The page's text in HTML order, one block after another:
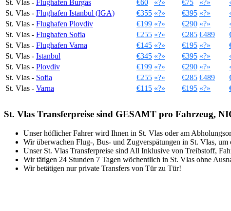
St. Vlas - Flughafen Burgas €60 «?» €75 «?»
St. Vlas - Flughafen Istanbul (IGA) €355 «?» €395 «?»
St. Vlas - Flughafen Plovdiv €199 «?» €290 «?»
St. Vlas - Flughafen Sofia €255 «?» €285 €489
St. Vlas - Flughafen Varna €145 «?» €195 «?»
St. Vlas - Istanbul €345 «?» €395 «?»
St. Vlas - Plovdiv €199 «?» €290 «?»
St. Vlas - Sofia €255 «?» €285 €489
St. Vlas - Varna €115 «?» €195 «?»
St. Vlas Transferpreise sind GESAMT pro Fahrzeug,
Unser höflicher Fahrer wird Ihnen in St. Vlas oder am
Wir überwachen Flug-, Bus- und Zugverspätungen in St. Vlas,
Unser St. Vlas Transferpreise sind All Inklusive von Treibstoff,
Wir tätigen 24 Stunden 7 Tagen wöchentlich in St. Vlas ohne
Wir betätigen nur private Transfers von Tür zu Tür!